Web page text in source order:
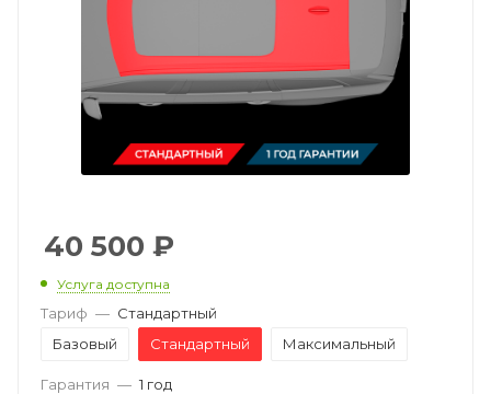
40 500 ₽
Услуга доступна
Тариф — Стандартный
Базовый
Стандартный Максимальный
Гарантия — 1 год